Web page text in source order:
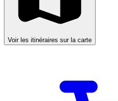
Voir les itinéraires sur la carte